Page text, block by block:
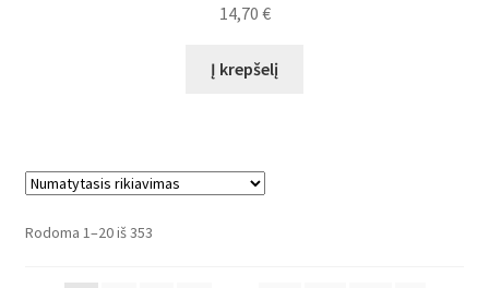
14,70 €
Į krepšelį
Rodoma 1–20 iš 353